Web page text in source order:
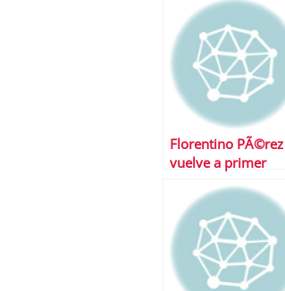
con la
AdministraciÃ³n
Internet
Florentino PÃ©rez
vuelve a primer
operaciÃ³n de
marketing